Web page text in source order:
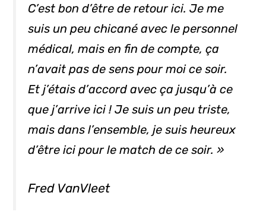
C’est bon d’être de retour ici. Je me
suis un peu chicané avec le personnel
médical, mais en fin de compte, ça
n’avait pas de sens pour moi ce soir.
Et j’étais d’accord avec ça jusqu’à ce
que j’arrive ici ! Je suis un peu triste,
mais dans l’ensemble, je suis heureux
d’être ici pour le match de ce soir. »
Fred VanVleet